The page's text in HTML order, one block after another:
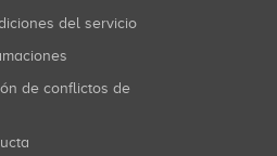
del servicio